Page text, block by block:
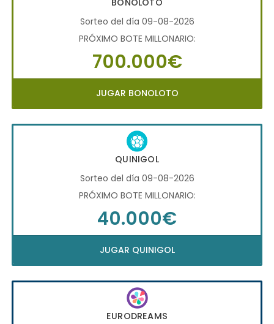
Sorteo del día 09-08-2026
PRÓXIMO BOTE MILLONARIO:
700.000€
JUGAR BONOLOTO
QUINIGOL
Sorteo del día 09-08-2026
PRÓXIMO BOTE MILLONARIO:
40.000€
JUGAR QUINIGOL
EURODREAMS